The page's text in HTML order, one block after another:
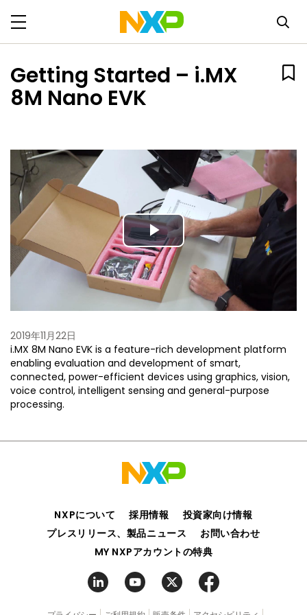
Getting Started – i.MX
8M Nano EVK
Play
Video
2019年11月22日
i.MX 8M Nano EVK is a feature-rich development platform
enabling evaluation and development of smart,
connected, power-efficient devices using graphics, vision,
voice control, intelligent sensing and general-purpose
processing.
NXPについて 採用情報
投資家向け情報
プレスリリース、製品ニュース
お問い合わせ
MY NXPアカウントの特典